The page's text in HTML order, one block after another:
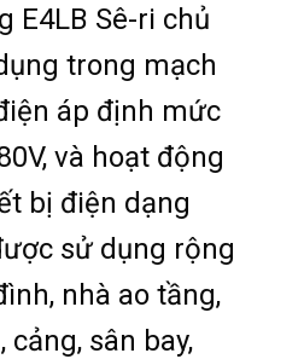
E4LB Sê-ri chủ
trong mạch
áp định mức
và hoạt động
bị điện dạng
sử dụng rộng
nhà ao tầng,
cảng, sân bay,